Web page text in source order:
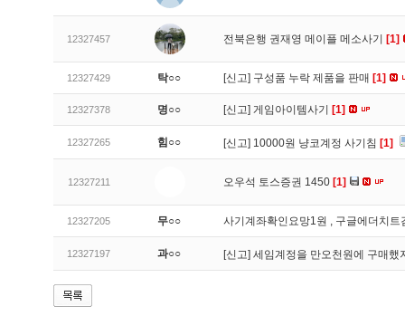
12327457 전북은행 권재영 메이플 메소사기 [1]
12327429 탁○○ [신고] 구성품 누락 제품을 판매 [1]
12327378 명○○ [신고] 게임아이템사기 [1]
12327265 힘○○ [신고] 10000원 냥코계정 사기침 [1]
12327211 오우석 토스증권 1450 [1]
12327205 무○○ 사기계좌확인요망1원 , 구글에더치
12327197 과○○ [신고] 세임계정을 만오천원에 구매